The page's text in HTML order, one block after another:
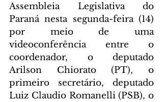
Assembleia Legislativa do
Paraná nesta segunda-feira (14)
por meio de uma
videoconferência entre o
coordenador, o deputado
Arilson Chiorato (PT), o
primeiro secretário, deputado
Luiz Claudio Romanelli (PSB), o